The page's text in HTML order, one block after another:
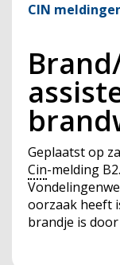
CIN
Geplaatst op
Cin-melding
oorzaak heeft
brandje is